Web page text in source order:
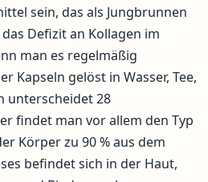
sein, das als Jungbrunnen
Defizit an Kollagen im
man es regelmäßig
Kapseln gelöst in Wasser, Tee,
unterscheidet 28
findet man vor allem den Typ
Körper zu 90 % aus dem
befindet sich in der Haut,